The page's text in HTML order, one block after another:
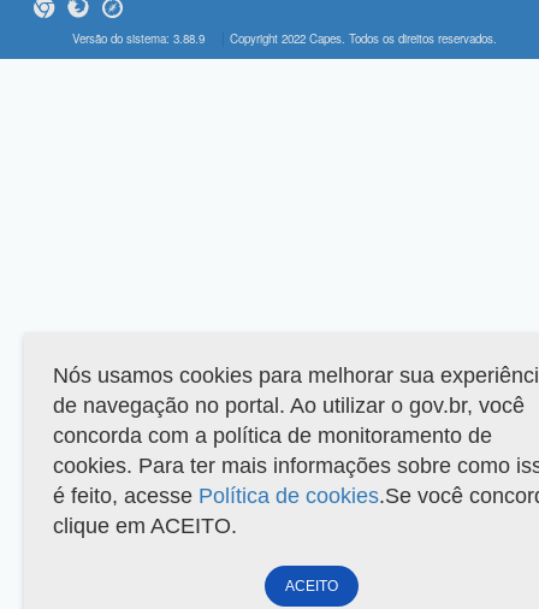
Versão do sistema: 3.88.9 Copyright 2022 Capes. Todos os direitos reservados.
Nós usamos cookies para melhorar sua
de navegação no portal. Ao utilizar o gov.br, você
concorda com a política de monitoramento de
cookies. Para ter mais informações sobre como
é feito, acesse Política de cookies.Se você
clique em ACEITO.
ACEITO